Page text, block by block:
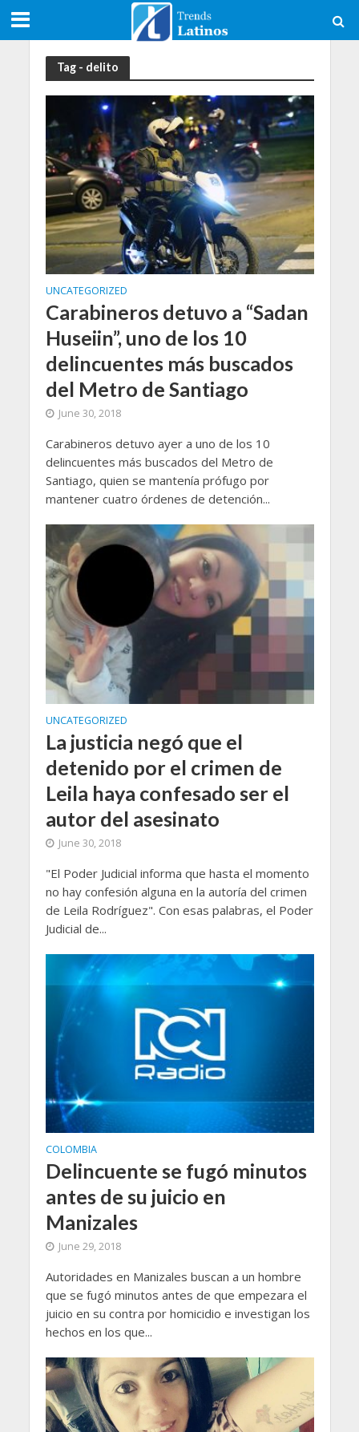
Tag - delito
UNCATEGORIZED
Carabineros detuvo a “Sadan
Huseiin”, uno de los 10
delincuentes más buscados
del Metro de Santiago
June 30, 2018
Carabineros detuvo ayer a uno de los 10
delincuentes más buscados del Metro de
Santiago, quien se mantenía prófugo por
mantener cuatro órdenes de detención...
UNCATEGORIZED
La justicia negó que el
detenido por el crimen de
Leila haya confesado ser el
autor del asesinato
June 30, 2018
"El Poder Judicial informa que hasta el momento
no hay confesión alguna en la autoría del crimen
de Leila Rodríguez". Con esas palabras, el Poder
Judicial de...
COLOMBIA
Delincuente se fugó minutos
antes de su juicio en
Manizales
June 29, 2018
Autoridades en Manizales buscan a un hombre
que se fugó minutos antes de que empezara el
juicio en su contra por homicidio e investigan los
hechos en los que...